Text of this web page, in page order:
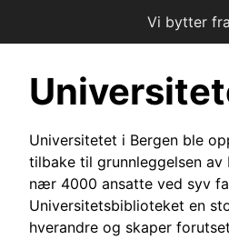
Vi bytter
Universitetet i Bergen ble
tilbake til grunnleggelsen av
nær 4000 ansatte ved syv
Universitetsbiblioteket en
hverandre og skaper